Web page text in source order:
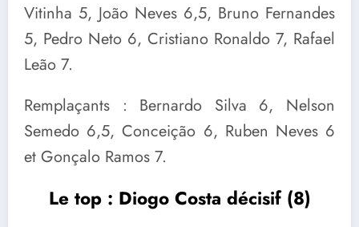
Vitinha 5, João Neves 6,5, Bruno Fernandes
5, Pedro Neto 6, Cristiano Ronaldo 7, Rafael
Leão 7.
Remplaçants : Bernardo Silva 6, Nelson
Semedo 6,5, Conceição 6, Ruben Neves 6
et Gonçalo Ramos 7.
Le top : Diogo Costa décisif (8)